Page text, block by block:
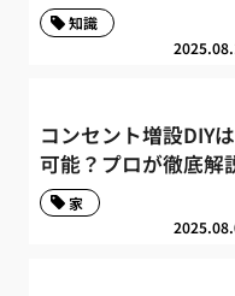
知識
コンセント増設DIYは
可能？プロが徹底解
家